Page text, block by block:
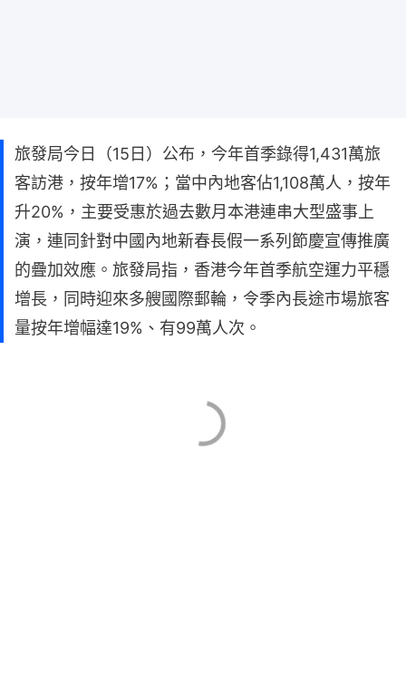
旅發局今日（15日）公布，今年首季錄得1,431萬旅
客訪港，按年增17%；當中內地客佔1,108萬人，按年
升20%，主要受惠於過去數月本港連串大型盛事上
演，連同針對中國內地新春長假一系列節慶宣傳推廣
的疊加效應。旅發局指，香港今年首季航空運力平穩
增長，同時迎來多艘國際郵輪，令季內長途市場旅客
量按年增幅達19%、有99萬人次。